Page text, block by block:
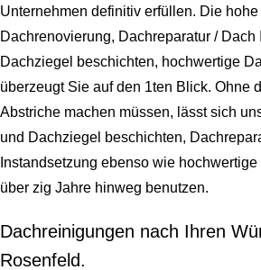
Unternehmen definitiv erfüllen. Die
Dachrenovierung, Dachreparatur / Dach
Dachziegel beschichten, hochwertige
überzeugt Sie auf den 1ten Blick. Ohne
Abstriche machen müssen, lässt sich
und Dachziegel beschichten,
Instandsetzung ebenso wie
über zig Jahre hinweg benutzen.
Dachreinigungen nach Ihren
Rosenfeld.